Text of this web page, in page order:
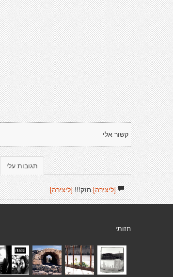
קשור אלי
תגובות עלי
[ליצירה]חזק!!![ליצירה]
חזותי